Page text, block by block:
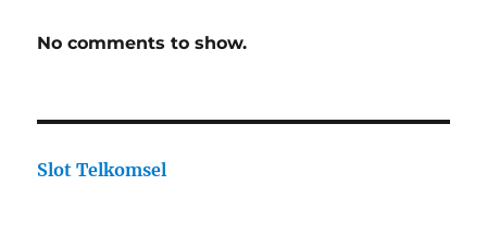
No comments to show.
Slot Telkomsel